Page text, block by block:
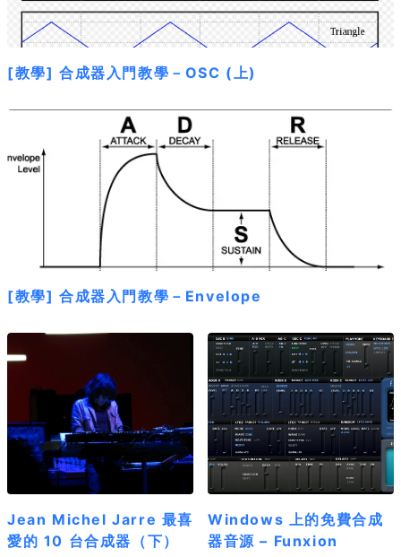
[教學] 合成器入門教學－OSC (上)
[教學] 合成器入門教學－Envelope
Jean Michel Jarre 最喜
愛的 10 台合成器（下）
Windows 上的免費合成
器音源 – Funxion